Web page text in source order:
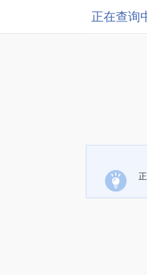
正在查询